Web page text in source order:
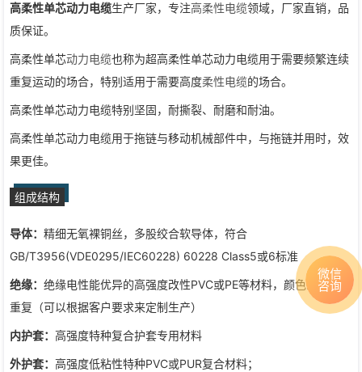
高柔性单芯动力电缆生产厂家，专注高柔性电缆领域，厂家直销，品
质保证。
高柔性单芯动力电缆也称为超高柔性单芯动力电缆用于需要频繁连续
重复运动的场合，特别适用于需要高度柔性电缆的场合。
高柔性单芯动力电缆特别坚固，耐撕裂、耐磨和耐油。
高柔性单芯动力电缆用于拖链与移动机械部件中，与拖链并用时，效
果更佳。
组成结构
导体： 精细无氧裸铜丝，多股绞合软导体，符合
GB/T3956(VDE0295/IEC60228) 60228 Class5或6标准
绝缘： 绝缘电性能优异的高强度改性PVC或PE等材料，颜色区分，无
重复（可以根据客户要求来定制生产）
内护套： 高强度特种复合护套专用材料
外护套： 高强度低粘性特种PVC或PUR复合材料；
微信
咨询